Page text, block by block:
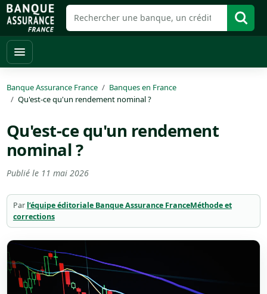
Banque Assurance France
Banques en France
Qu'est-ce qu'un rendement nominal ?
Qu'est-ce qu'un rendement
nominal ?
Publié le 11 mai 2026
Par l’équipe éditoriale Banque Assurance FranceMéthode et
corrections